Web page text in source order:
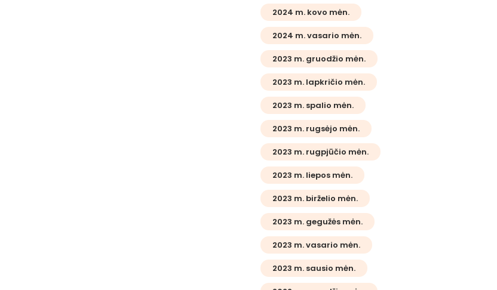
2024 m. kovo mėn.
2024 m. vasario mėn.
2023 m. gruodžio mėn.
2023 m. lapkričio mėn.
2023 m. spalio mėn.
2023 m. rugsėjo mėn.
2023 m. rugpjūčio mėn.
2023 m. liepos mėn.
2023 m. birželio mėn.
2023 m. gegužės mėn.
2023 m. vasario mėn.
2023 m. sausio mėn.